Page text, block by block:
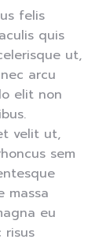
felis
quis
ut,
arcu
elit non
velit ut,
sem
massa
eu
risus